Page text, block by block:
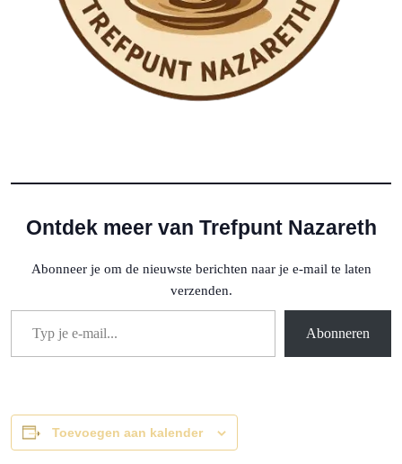
Ontdek meer van Trefpunt Nazareth
Abonneer je om de nieuwste berichten naar je e-mail te laten
verzenden.
Typ je e-mail...
Abonneren
Toevoegen aan kalender